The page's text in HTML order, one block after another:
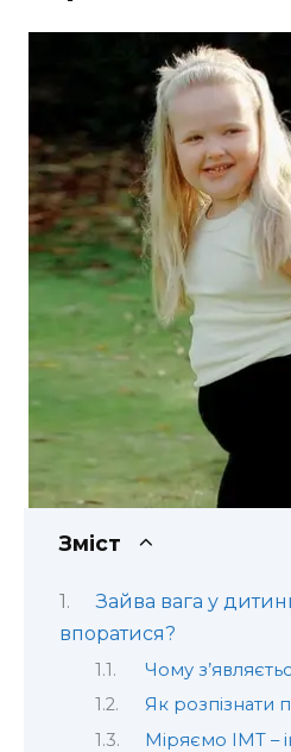
Зміст
Зайва вага у
впоратися?
Чому
Як розпізнати
Міряємо ІМТ –